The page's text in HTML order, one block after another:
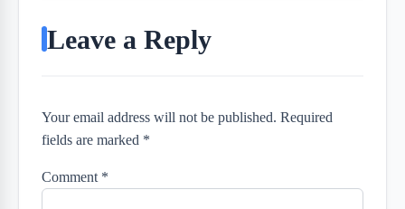
Leave a Reply
Your email address will not be published. Required
fields are marked *
Comment *